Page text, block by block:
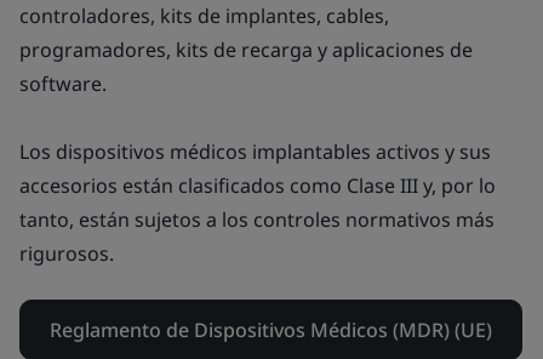
controladores, kits de implantes, cables,
programadores, kits de recarga y aplicaciones de
software.
Los dispositivos médicos implantables activos y sus
accesorios están clasificados como Clase III y, por lo
tanto, están sujetos a los controles normativos más
rigurosos.
Reglamento de Dispositivos Médicos (MDR) (UE)